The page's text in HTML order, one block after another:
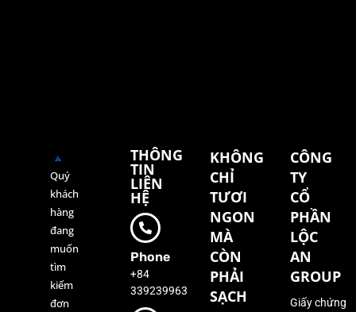
Quý
khách
hàng
đang
muốn
tìm
kiếm
đơn
THÔNG
TIN
LIÊN
HỆ
Phone
+84
339239963
KHÔNG
CHỈ
TƯƠI
NGON
MÀ
CÒN
PHẢI
SẠCH
CÔNG
TY
CỔ
PHẦN
LỘC
AN
GROUP
Giấy chứng